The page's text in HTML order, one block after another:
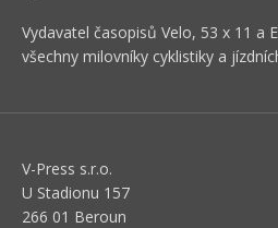
Vydavatel časopisů Velo, 53 x 11 a
všechny milovníky cyklistiky a
V-Press s.r.o.
U Stadionu 157
266 01 Beroun